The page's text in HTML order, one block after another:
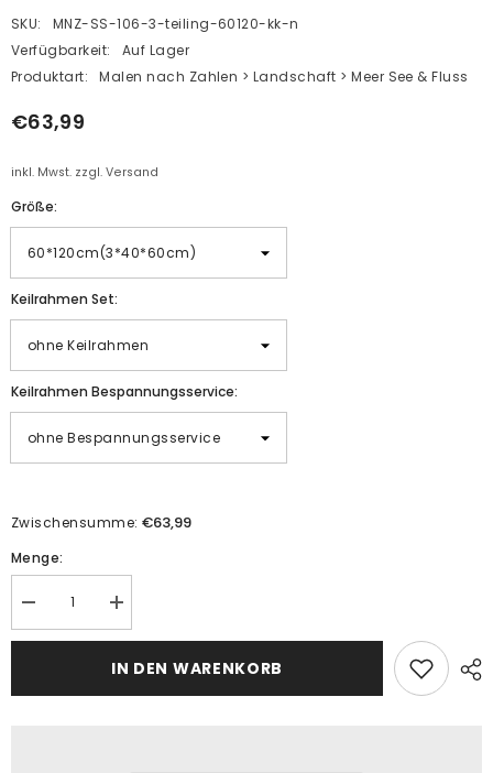
SKU:
MNZ-SS-106-3-teiling-60120-kk-n
Verfügbarkeit:
Auf Lager
Produktart:
Malen nach Zahlen > Landschaft > Meer See & Fluss
€63,99
inkl. Mwst. zzgl. Versand
Größe:
Keilrahmen Set:
Keilrahmen Bespannungsservice:
Zwischensumme:€63,99
Menge:
Menge
verringern
für
Menge
erhöhen
für
nach
IN DEN WARENKORB